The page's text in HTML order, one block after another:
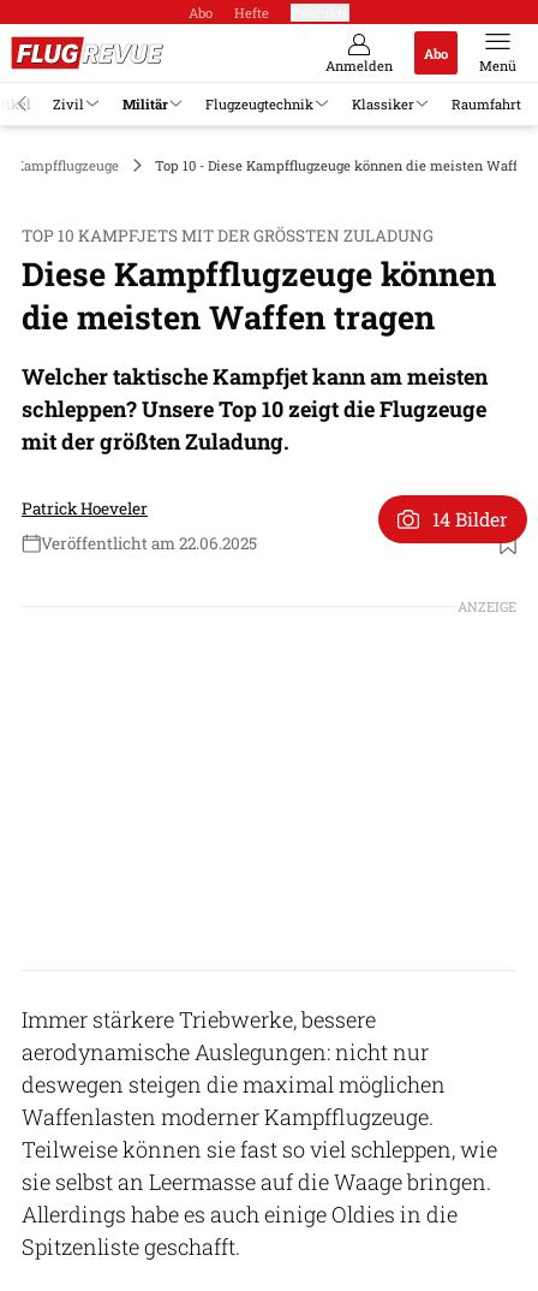
Abo Hefte
Anmelden
Abo
Menü
Zivil Militär Flugzeugtechnik Klassiker Raumfahrt
Kampfflugzeuge Top 10 - Diese Kampfflugzeuge können die meisten Waffen
TOP 10 KAMPFJETS MIT DER GRÖSSTEN ZULADUNG
Diese Kampfflugzeuge können
die meisten Waffen tragen
Welcher taktische Kampfjet kann am meisten
schleppen? Unsere Top 10 zeigt die Flugzeuge
mit der größten Zuladung.
Patrick Hoeveler
Veröffentlicht am 22.06.2025
Foto: Dassault Aviation
14 Bilder
ANZEIGE
Immer stärkere Triebwerke, bessere
aerodynamische Auslegungen: nicht nur
deswegen steigen die maximal möglichen
Waffenlasten moderner Kampfflugzeuge.
Teilweise können sie fast so viel schleppen, wie
sie selbst an Leermasse auf die Waage bringen.
Allerdings habe es auch einige Oldies in die
Spitzenliste geschafft.